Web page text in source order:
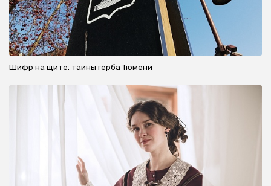
Шифр на щите: тайны герба Тюмени